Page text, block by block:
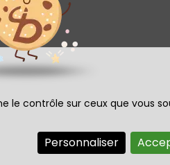
le contrôle sur ceux que vous
Personnaliser